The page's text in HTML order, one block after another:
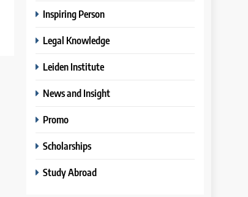
Inspiring Person
Legal Knowledge
Leiden Institute
News and Insight
Promo
Scholarships
Study Abroad